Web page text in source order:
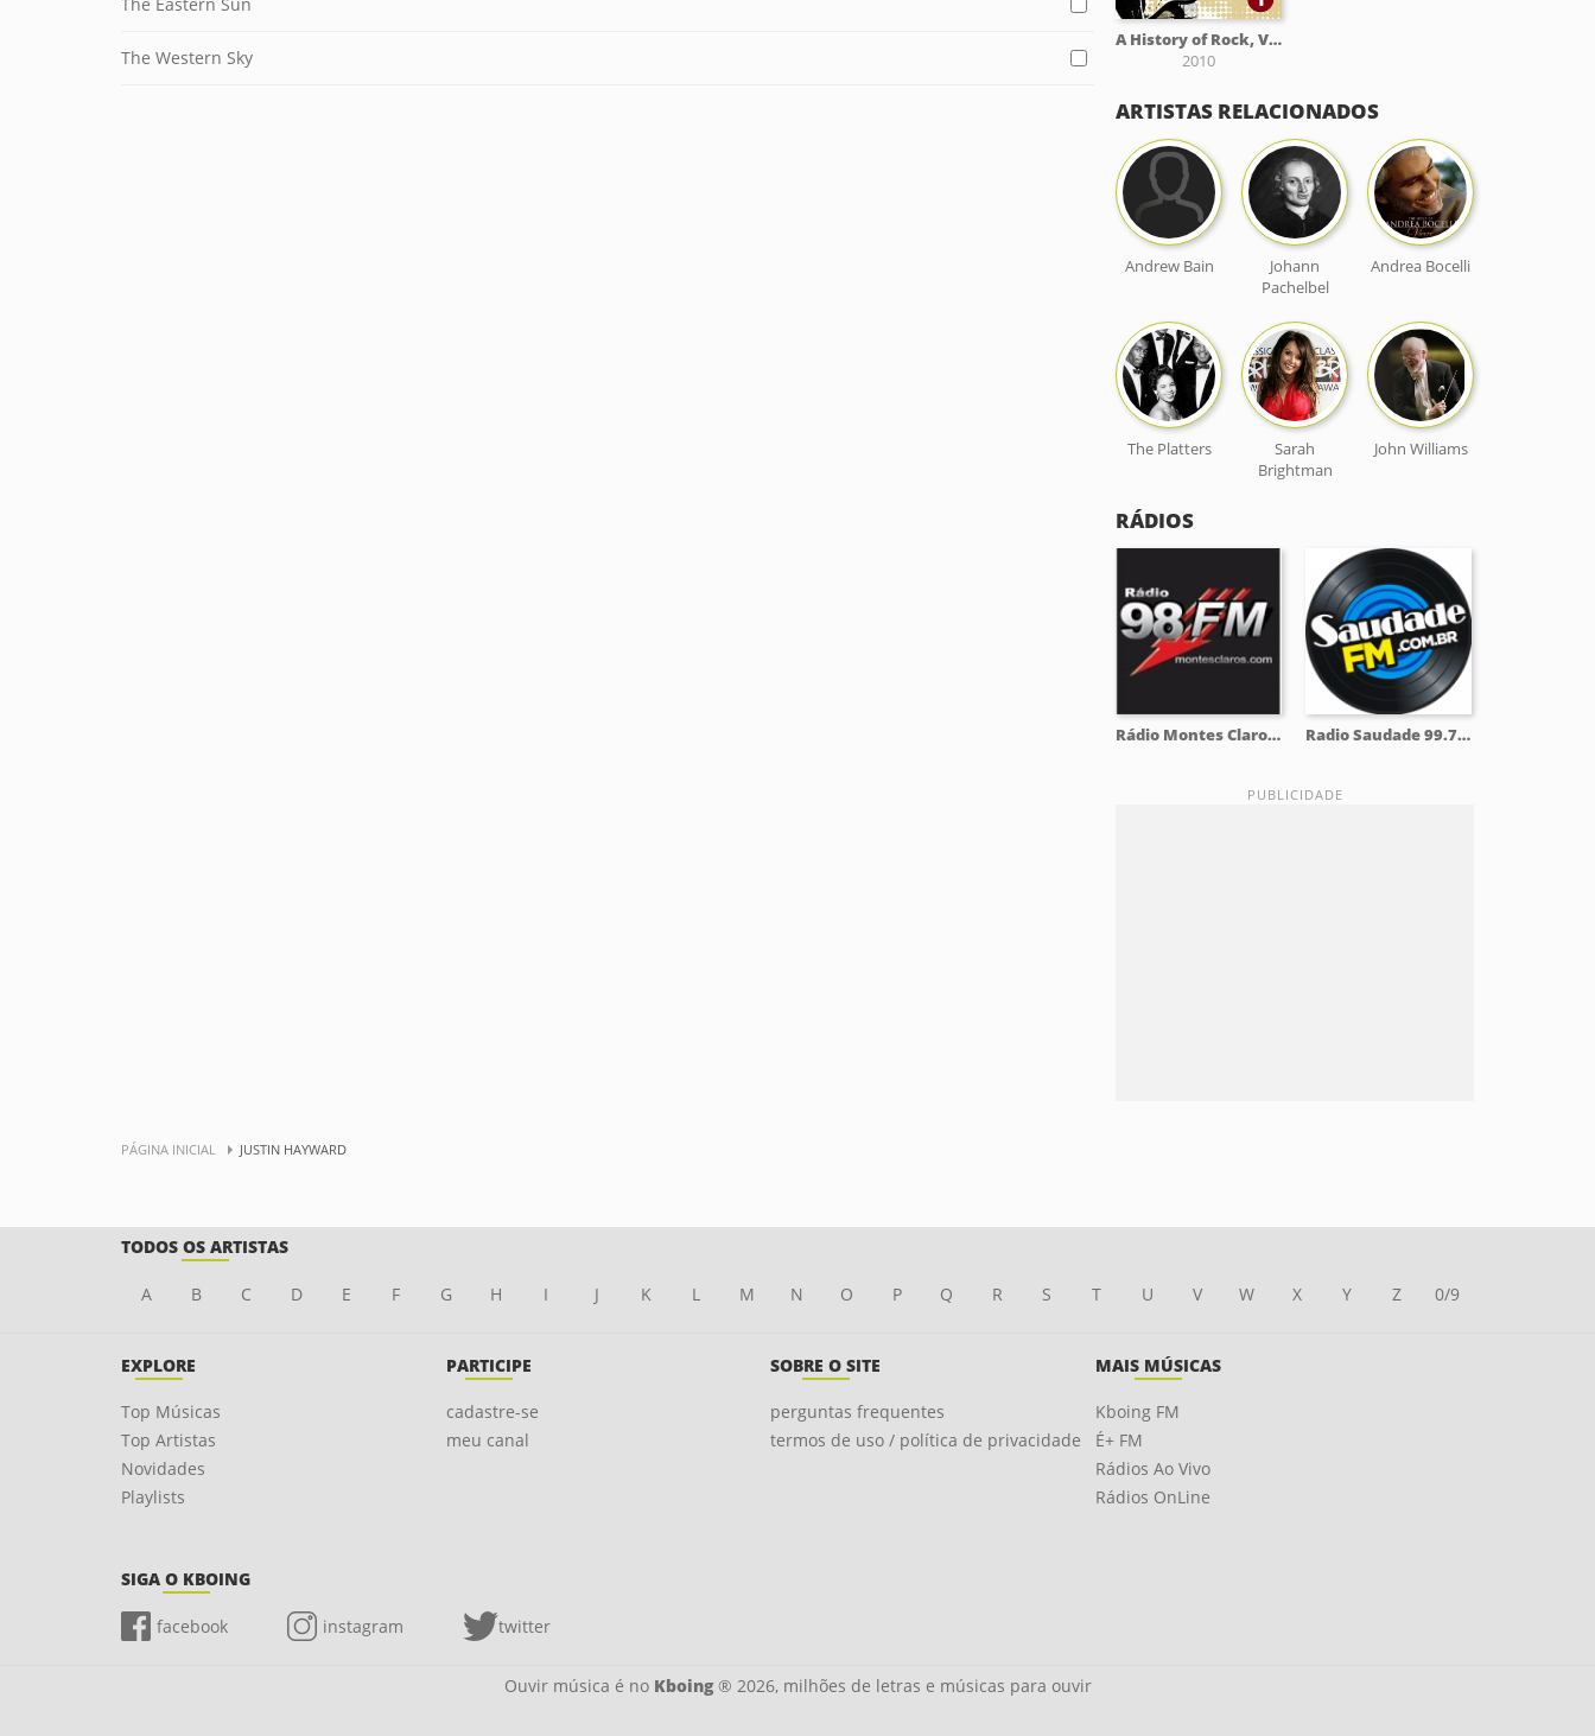
The Western Sky
A History of Rock, Vol. 1
2010
ARTISTAS RELACIONADOS
Andrew Bain
Johann
Pachelbel
Andrea Bocelli
The Platters
Sarah
Brightman
John Williams
RÁDIOS
Rádio Montes Claros 98.9 FM Radio Saudade 99.7 FM
PÁGINA INICIAL JUSTIN HAYWARD
TODOS OS ARTISTAS
A B C D E F G H I J K L M N O P Q R S T U V W X Y Z 0/9
EXPLORE
Top Músicas
Top Artistas
Novidades
Playlists
PARTICIPE
cadastre-se
meu canal
SOBRE O SITE
perguntas frequentes
termos de uso / política de privacidade
MAIS MÚSICAS
Kboing FM
É+ FM
Rádios Ao Vivo
Rádios OnLine
SIGA O KBOING
facebook instagram twitter
Ouvir música é no Kboing® 2026, milhões de letras e músicas para ouvir